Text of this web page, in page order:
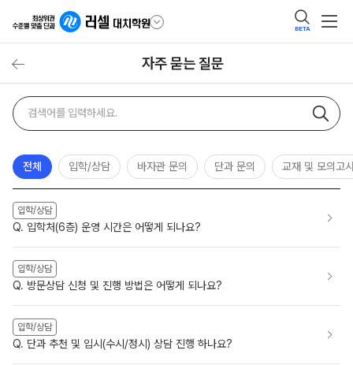
BETA
자주 묻는 질문
자주
묻는
검색
검색어
전체 입학/상담 바자관 문의 단과 문의 교재 및 모의고
입학/상담
Q. 입학처(6층) 운영 시간은 어떻게 되나요?
입학/상담
Q. 방문상담 신청 및 진행 방법은 어떻게 되나요?
입학/상담
Q. 단과 추천 및 입시(수시/정시) 상담 진행 하나요?